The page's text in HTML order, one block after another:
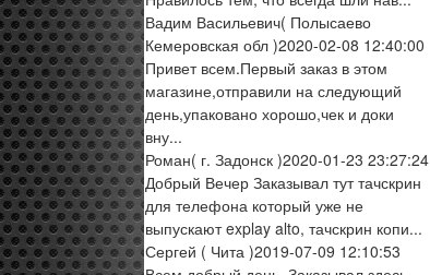
Вадим Васильевич( Полысаево
Кемеровская обл )2020-02-08 12:40:00
Привет всем.Первый заказ в этом
магазине,отправили на следующий
день,упаковано хорошо,чек и доки
вну...
Роман( г. Задонск )2020-01-23 23:27:24
Добрый Вечер Заказывал тут тачскрин
для телефона который уже не
выпускают explay alto, тачскрин копи...
Сергей ( Чита )2019-07-09 12:10:53